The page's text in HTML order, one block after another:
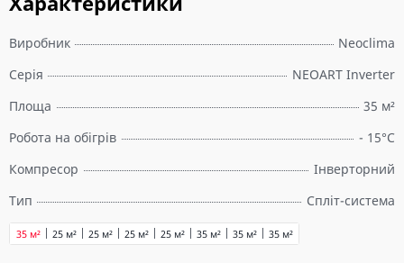
Виробник
Neoclima
Серія
NEOART Inverter
Площа
35 м²
Робота на обігрів
- 15°C
Компресор
Інверторний
Тип
Спліт-система
25 м² 25 м² 25 м² 25 м² 35 м² 35 м² 35 м²
35 м²